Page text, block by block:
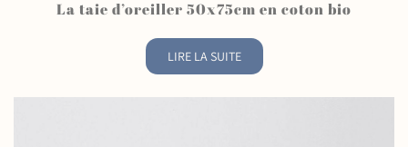
La taie d’oreiller 50x75cm en coton bio
LIRE LA SUITE